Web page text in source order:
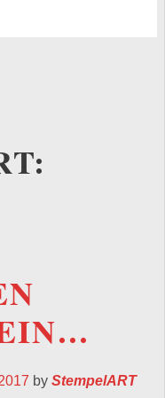
by StempelART